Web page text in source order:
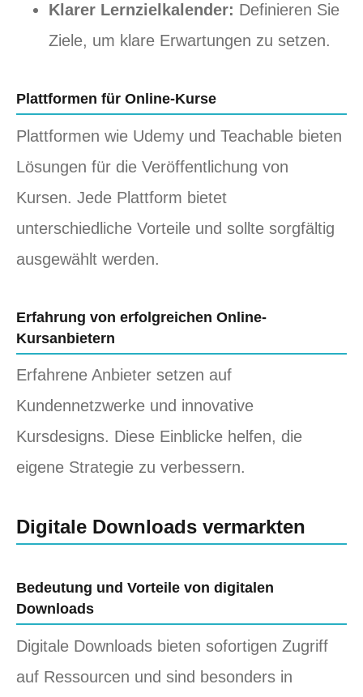
Klarer Lernzielkalender: Definieren Sie
Ziele, um klare Erwartungen zu setzen.
Plattformen für Online-Kurse
Plattformen wie Udemy und Teachable bieten
Lösungen für die Veröffentlichung von
Kursen. Jede Plattform bietet
unterschiedliche Vorteile und sollte sorgfältig
ausgewählt werden.
Erfahrung von erfolgreichen Online-
Kursanbietern
Erfahrene Anbieter setzen auf
Kundennetzwerke und innovative
Kursdesigns. Diese Einblicke helfen, die
eigene Strategie zu verbessern.
Digitale Downloads vermarkten
Bedeutung und Vorteile von digitalen
Downloads
Digitale Downloads bieten sofortigen Zugriff
auf Ressourcen und sind besonders in